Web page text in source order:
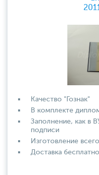
Качество "Гознак"
В комплекте
Заполнение, как в
подписи
Изготовление
Доставка бесплатно